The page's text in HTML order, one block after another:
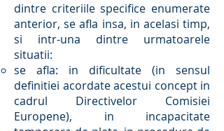
dintre criteriile specifice enumerate
anterior, se afla insa, in acelasi timp,
si intr-una dintre urmatoarele
situatii:
se afla: in dificultate (in sensul
definitiei acordate acestui concept in
cadrul Directivelor Comisiei
Europene), in incapacitate